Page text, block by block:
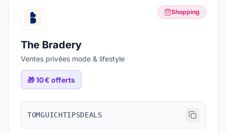
Shopping
The Bradery
Ventes privées mode & lifestyle
🎁10 € offerts
TOMGUICHTIPSDEALS